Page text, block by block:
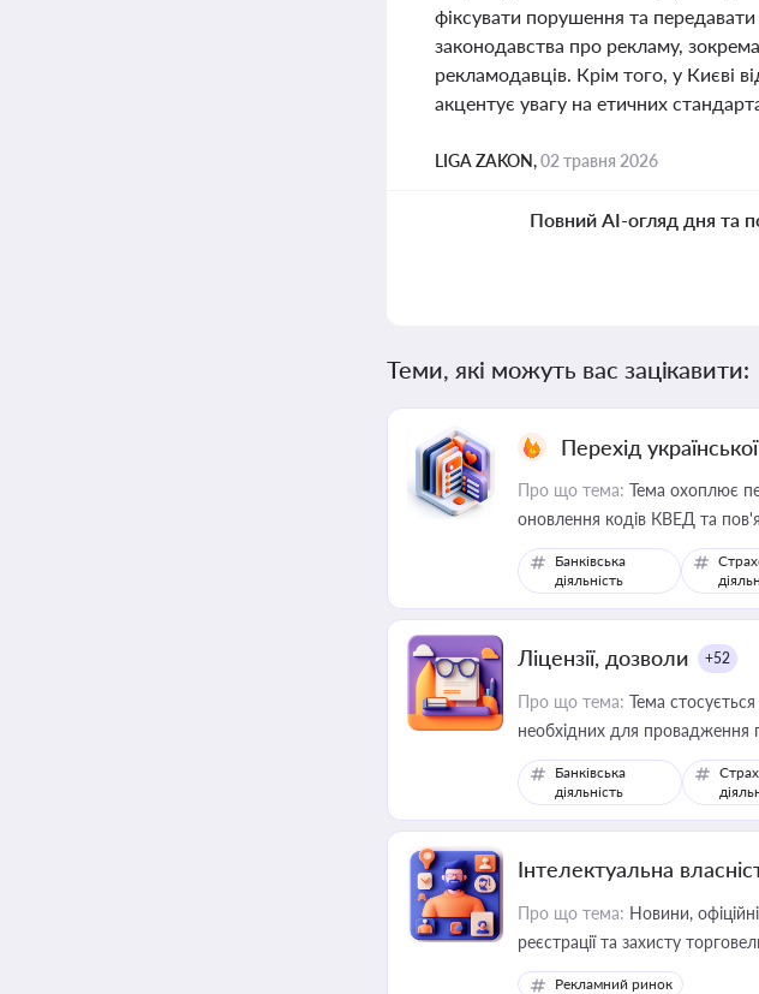
фіксувати порушення та
законодавства про рекламу,
рекламодавців. Крім того, у Києві
акцентує увагу на етичних
LIGA ZAKON,02 травня 2026
Повний AI-огляд дня та
Теми, які можуть вас зацікавити:
Перехід
Про що тема: Тема охоплює
оновлення кодів КВЕД та
Банківська
діяльність
Ліцензії, дозволи +52
Про що тема: Тема
необхідних для провадження
Банківська
діяльність
Інтелектуальна
Про що тема: Новини,
реєстрації та захисту
законодавстві у цій сфері
Рекламний ринок